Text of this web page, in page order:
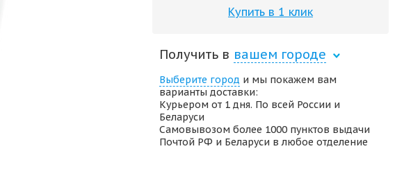
Купить в 1 клик
Получить в вашем городе
Выберите город и мы покажем вам
варианты доставки:
Курьером от 1 дня. По всей России и
Беларуси
Самовывозом более 1000 пунктов выдачи
Почтой РФ и Беларуси в любое отделение